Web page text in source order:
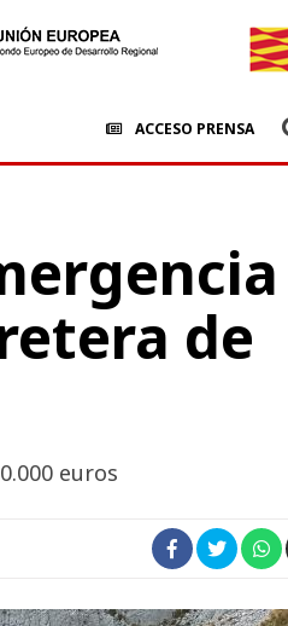
ACCESO PRENSA
de
euros